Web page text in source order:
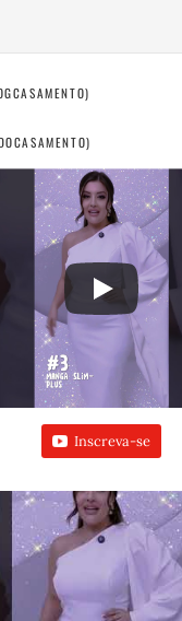
Inscreva-se